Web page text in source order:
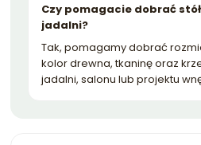
Czy pomagacie dobrać
jadalni?
Tak, pomagamy dobrać
kolor drewna, tkaninę oraz
jadalni, salonu lub projektu